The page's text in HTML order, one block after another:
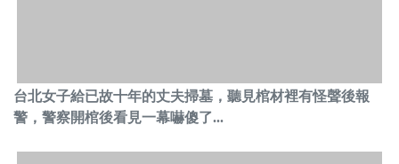
台北女子給已故十年的丈夫掃墓，聽見棺材裡有怪聲後報
警，警察開棺後看見一幕嚇傻了...